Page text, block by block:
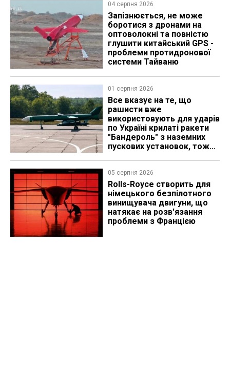
04 серпня 2026
Запізнюється, не може
боротися з дронами на
оптоволокні та повністю
глушити китайський GPS -
проблеми протидронової
системи Тайваню
01 серпня 2026
Все вказує на те, що
рашисти вже
використовують для ударів
по Україні крилаті ракети
"Бандероль" з наземних
пускових установок, тож
05 серпня 2026
Rolls-Royce створить для
німецького безпілотного
винищувача двигуни, що
натякає на розв'язання
проблеми з Францією